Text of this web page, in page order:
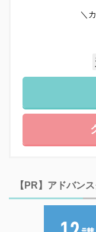
＼
【PR】アドバン